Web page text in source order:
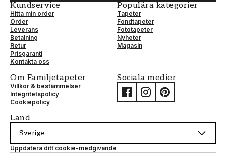
Kundservice
Hitta min order
Order
Leverans
Betalning
Retur
Prisgaranti
Kontakta oss
Populära kategorier
Tapeter
Fondtapeter
Fototapeter
Nyheter
Magasin
Om Familjetapeter
Villkor & bestämmelser
Integritetspolicy
Cookiepolicy
Sociala medier
Land
Sverige
Uppdatera ditt cookie-medgivande